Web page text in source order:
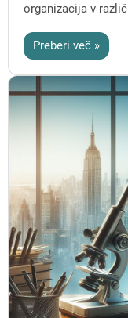
organizacija v
Preberi več »